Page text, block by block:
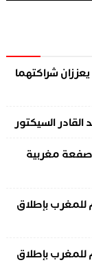
شراكتهما
السيكتور
مغربية
بإطلاق
بإطلاق